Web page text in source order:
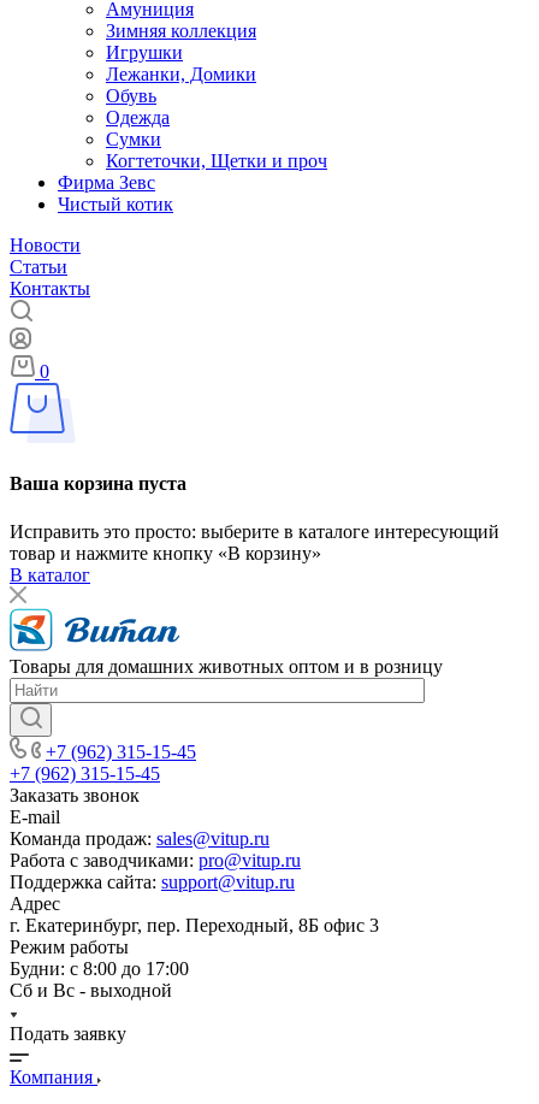
Амуниция
Зимняя коллекция
Игрушки
Лежанки, Домики
Обувь
Одежда
Сумки
Когтеточки, Щетки и проч
Фирма Зевс
Чистый котик
Новости
Статьи
Контакты
0
Ваша корзина пуста
Исправить это просто: выберите в каталоге интересующий
товар и нажмите кнопку «В корзину»
В каталог
Товары для домашних животных оптом и в розницу
+7 (962) 315-15-45
+7 (962) 315-15-45
Заказать звонок
E-mail
Команда продаж: sales@vitup.ru
Работа с заводчиками: pro@vitup.ru
Поддержка сайта: support@vitup.ru
Адрес
г. Екатеринбург, пер. Переходный, 8Б офис 3
Режим работы
Будни: с 8:00 до 17:00
Сб и Вс - выходной
Подать заявку
Компания